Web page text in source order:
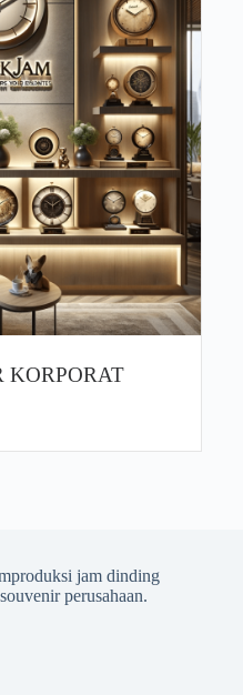
KORPORAT
jam dinding
perusahaan.